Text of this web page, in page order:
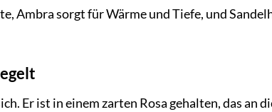
Ambra sorgt für Wärme und Tiefe, und
Er ist in einem zarten Rosa gehalten, das an